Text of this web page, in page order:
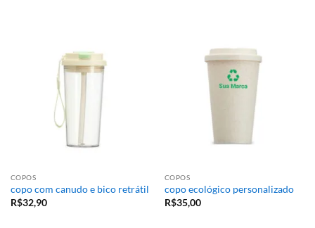
COPOS
copo com canudo e bico retrátil
R$32,90
COPOS
copo ecológico personalizado
R$35,00